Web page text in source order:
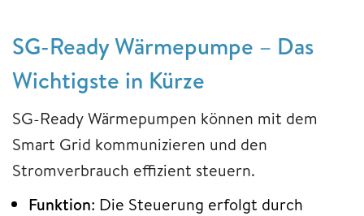
SG-Ready Wärmepumpe – Das
Wichtigste in Kürze
SG-Ready Wärmepumpen können mit dem
Smart Grid kommunizieren und den
Stromverbrauch effizient steuern.
Funktion: Die Steuerung erfolgt durch